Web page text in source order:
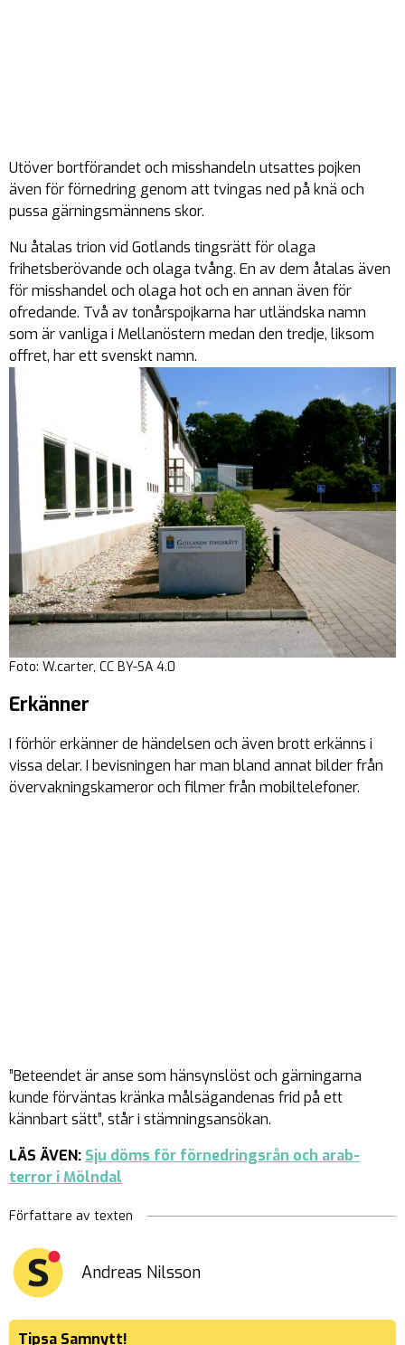
Utöver bortförandet och misshandeln utsattes pojken
även för förnedring genom att tvingas ned på knä och
pussa gärningsmännens skor.
Nu åtalas trion vid Gotlands tingsrätt för olaga
frihetsberövande och olaga tvång. En av dem åtalas även
för misshandel och olaga hot och en annan även för
ofredande. Två av tonårspojkarna har utländska namn
som är vanliga i Mellanöstern medan den tredje, liksom
offret, har ett svenskt namn.
Foto: W.carter, CC BY-SA 4.0
Erkänner
I förhör erkänner de händelsen och även brott erkänns i
vissa delar. I bevisningen har man bland annat bilder från
övervakningskameror och filmer från mobiltelefoner.
”Beteendet är anse som hänsynslöst och gärningarna
kunde förväntas kränka målsägandenas frid på ett
kännbart sätt”, står i stämningsansökan.
LÄS ÄVEN: Sju döms för förnedringsrån och arab-
terror i Mölndal
Författare av texten
Andreas Nilsson
Tipsa Samnytt!